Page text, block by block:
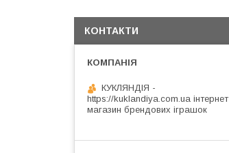
КОНТАКТИ
КУКЛЯНДІЯ -
https://kuklandiya.com.ua інтернет
магазин брендових іграшок